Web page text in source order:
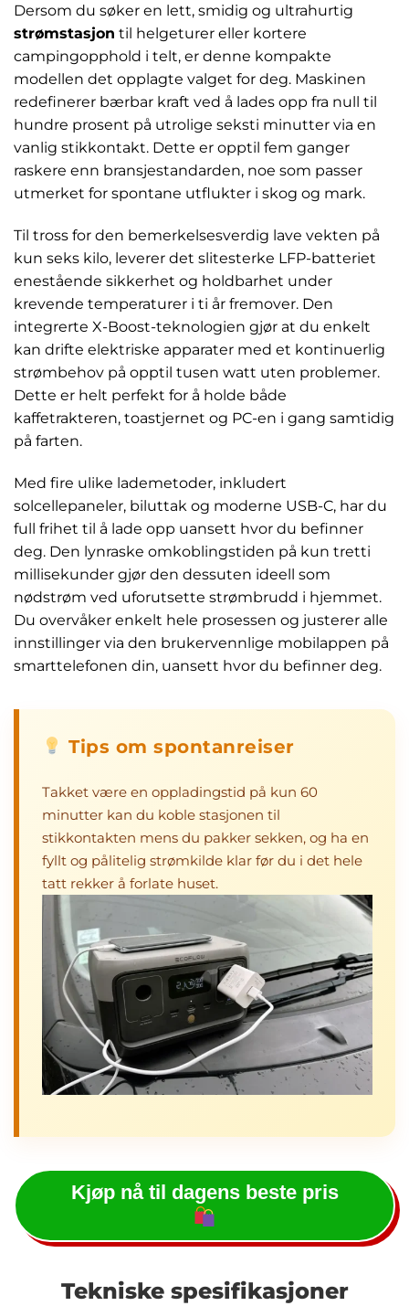
Dersom du søker en lett, smidig og ultrahurtig
strømstasjon til helgeturer eller kortere
campingopphold i telt, er denne kompakte
modellen det opplagte valget for deg. Maskinen
redefinerer bærbar kraft ved å lades opp fra null til
hundre prosent på utrolige seksti minutter via en
vanlig stikkontakt. Dette er opptil fem ganger
raskere enn bransjestandarden, noe som passer
utmerket for spontane utflukter i skog og mark.
Til tross for den bemerkelsesverdig lave vekten på
kun seks kilo, leverer det slitesterke LFP-batteriet
enestående sikkerhet og holdbarhet under
krevende temperaturer i ti år fremover. Den
integrerte X-Boost-teknologien gjør at du enkelt
kan drifte elektriske apparater med et kontinuerlig
strømbehov på opptil tusen watt uten problemer.
Dette er helt perfekt for å holde både
kaffetrakteren, toastjernet og PC-en i gang samtidig
på farten.
Med fire ulike lademetoder, inkludert
solcellepaneler, biluttak og moderne USB-C, har du
full frihet til å lade opp uansett hvor du befinner
deg. Den lynraske omkoblingstiden på kun tretti
millisekunder gjør den dessuten ideell som
nødstrøm ved uforutsette strømbrudd i hjemmet.
Du overvåker enkelt hele prosessen og justerer alle
innstillinger via den brukervennlige mobilappen på
smarttelefonen din, uansett hvor du befinner deg.
Tips om spontanreiser
Takket være en oppladingstid på kun 60
minutter kan du koble stasjonen til
stikkontakten mens du pakker sekken, og ha en
fyllt og pålitelig strømkilde klar før du i det hele
tatt rekker å forlate huset.
Kjøp nå til dagens beste pris
Tekniske spesifikasjoner